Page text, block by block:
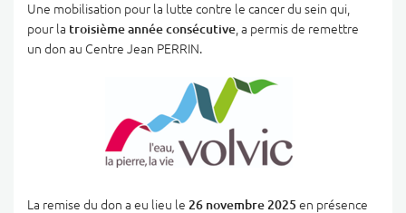
Une mobilisation pour la lutte contre le cancer du sein qui,
pour la troisième année consécutive , a permis de remettre
un don au Centre Jean PERRIN.
La remise du don a eu lieu le 26 novembre 2025 en présence